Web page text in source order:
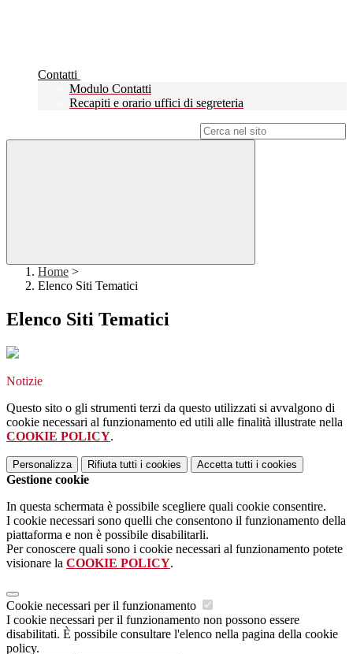
Contatti
Modulo Contatti
Recapiti e orario uffici di segreteria
Home >
Elenco Siti Tematici
Elenco Siti Tematici
Notizie
Questo sito o gli strumenti terzi da questo utilizzati si avvalgono di
cookie necessari al funzionamento ed utili alle finalità illustrate nella
COOKIE POLICY.
Personalizza Rifiuta tutti i cookies Accetta tutti i cookies
Gestione cookie
In questa schermata è possibile scegliere quali cookie consentire.
I cookie necessari sono quelli che consentono il funzionamento della
piattaforma e non è possibile disabilitarli.
Per conoscere quali sono i cookie necessari al funzionamento potete
visionare la COOKIE POLICY.
Cookie necessari per il funzionamento
I cookie necessari per il funzionamento non possono essere
disabilitati. È possibile consultare l'elenco nella pagina della cookie
policy.